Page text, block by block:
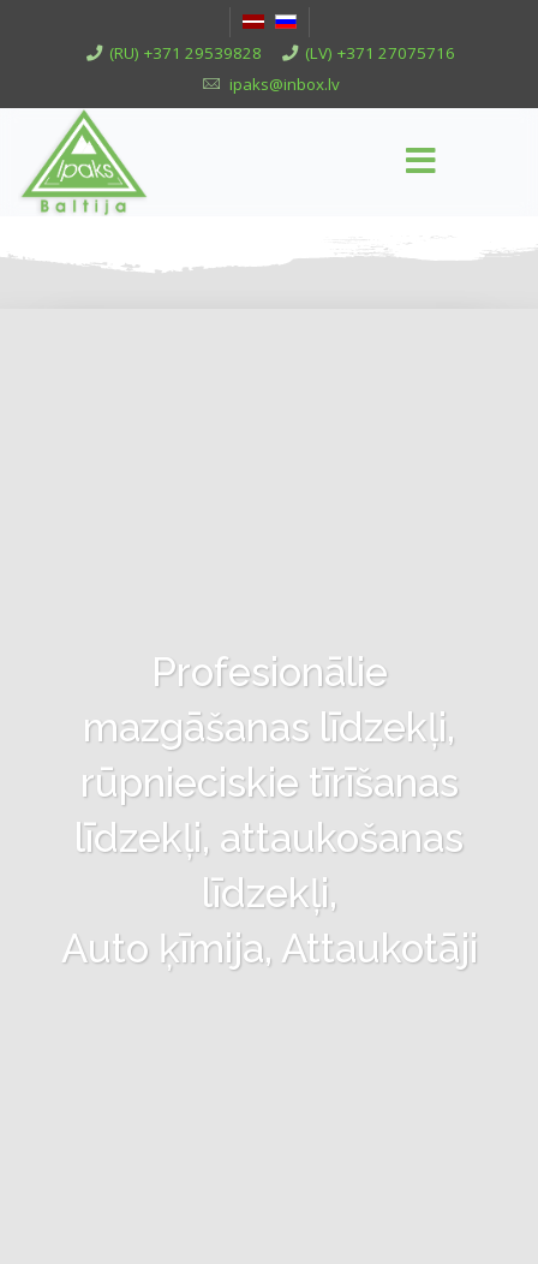
(RU) +371 29539828
(LV) +371 27075716
ipaks@inbox.lv
Profesionālie
mazgāšanas līdzekļi,
rūpnieciskie tīrīšanas
līdzekļi, attaukošanas
līdzekļi,
Auto ķīmija, Attaukotāji